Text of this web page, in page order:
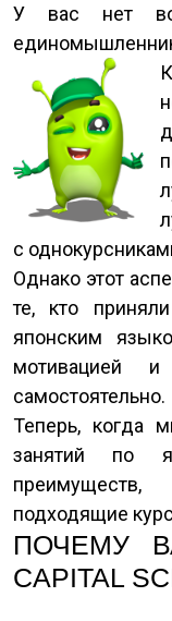
У вас нет
с
Однако этот
те, кто
японским
мотивацией
самостоятельно.
Теперь, когда
занятий по
подходящие
ПОЧЕМУ
CAPITAL